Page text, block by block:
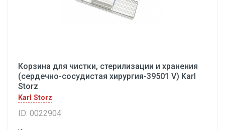
Корзина для чистки, стерилизации и хранения
(сердечно-сосудистая хирургия-39501 V) Karl
Storz
Karl Storz
ID: 0022904